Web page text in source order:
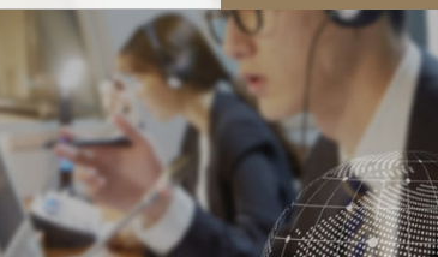
Notice
News
졸업생논문검색
논문검색
서식함
대학원생 권리장전